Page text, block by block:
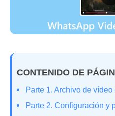
CONTENIDO DE
Parte 1. Archivo de vídeo
Parte 2. Configuración y